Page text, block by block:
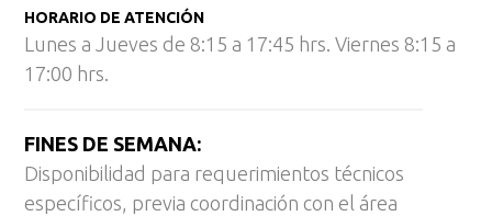
HORARIO DE ATENCIÓN
Lunes a Jueves de 8:15 a 17:45 hrs. Viernes 8:15 a
17:00 hrs.
FINES DE SEMANA:
Disponibilidad para requerimientos técnicos
específicos, previa coordinación con el área